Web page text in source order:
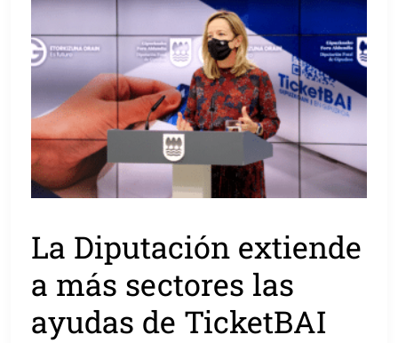
La Diputación extiende
a más sectores las
ayudas de TicketBAI